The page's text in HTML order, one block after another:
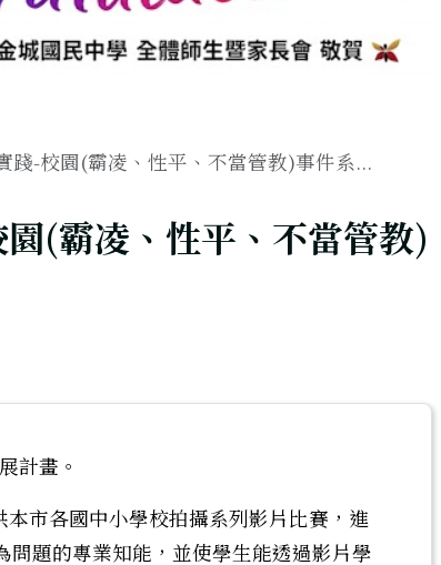
踐-校園(霸凌、性平、不當管教)事件系...
(霸凌、性平、不當管教)
計畫。
市各國中小學校拍攝系列影片比賽，進
題的專業知能，並使學生能透過影片學